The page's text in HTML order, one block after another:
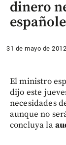
dinero
31 de mayo de 2012
El ministro
dijo este
necesidades
aunque no
concluya la